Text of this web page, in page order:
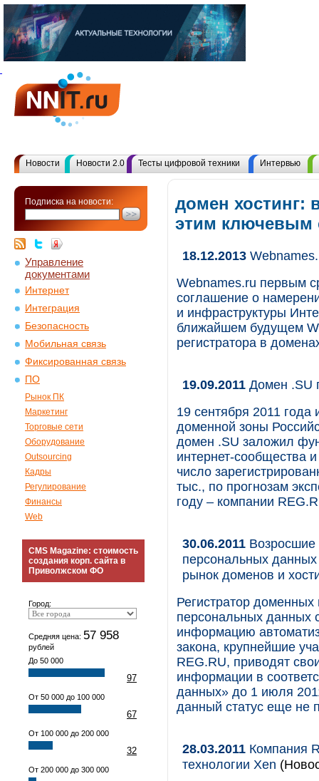
Новости Новости 2.0 Тесты цифровой техники Интервью
Подписка на новости:
Управление
документами
Интернет
Интеграция
Безопасность
Мобильная связь
Фиксированная связь
ПО
Рынок ПК
Маркетинг
Торговые сети
Оборудование
Outsourcing
Кадры
Регулирование
Финансы
Web
CMS Magazine: стоимость
создания корп. сайта в
Приволжском ФО
Город:
Средняя цена: 57 958
рублей
До 50 000
97
От 50 000 до 100 000
67
От 100 000 до 200 000
32
От 200 000 до 300 000
домен хостинг:
этим ключевым
18.12.2013
Webnames.ru первым
соглашение о
и инфраструктуры
ближайшем будущем
регистратора в
19.09.2011 Домен .SU
19 сентября 2011 года
доменной зоны
домен .SU заложил
интернет-сообщества
число
тыс., по прогнозам
году – компании
30.06.2011
персональных
рынок доменов и
Регистратор
персональных данных
информацию
закона, крупнейшие
REG.RU, приводят
информации в
данных» до 1 июля
данный статус еще не
28.03.2011 Компания
технологии Xen